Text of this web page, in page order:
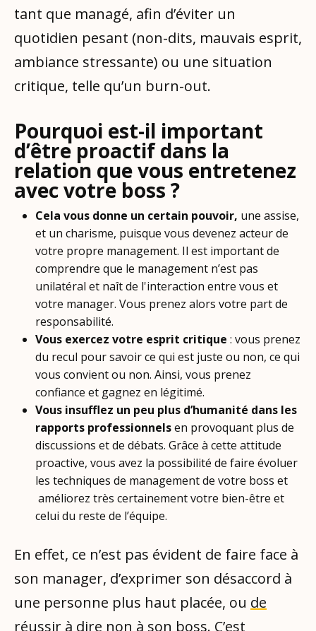
tant que managé, afin d’éviter un
quotidien pesant (non-dits, mauvais esprit,
ambiance stressante) ou une situation
critique, telle qu’un burn-out.
Pourquoi est-il important
d’être proactif dans la
relation que vous entretenez
avec votre boss ?
Cela vous donne un certain pouvoir, une assise,
et un charisme, puisque vous devenez acteur de
votre propre management. Il est important de
comprendre que le management n’est pas
unilatéral et naît de l'interaction entre vous et
votre manager. Vous prenez alors votre part de
responsabilité.
Vous exercez votre esprit critique : vous prenez
du recul pour savoir ce qui est juste ou non, ce qui
vous convient ou non. Ainsi, vous prenez
confiance et gagnez en légitimé.
Vous insufflez un peu plus d’humanité dans les
rapports professionnelsen provoquant plus de
discussions et de débats. Grâce à cette attitude
proactive, vous avez la possibilité de faire évoluer
les techniques de management de votre boss et
améliorez très certainement votre bien-être et
celui du reste de l’équipe.
En effet, ce n’est pas évident de faire face à
son manager, d’exprimer son désaccord à
une personne plus haut placée, ou de
réussir à dire non à son boss. C’est